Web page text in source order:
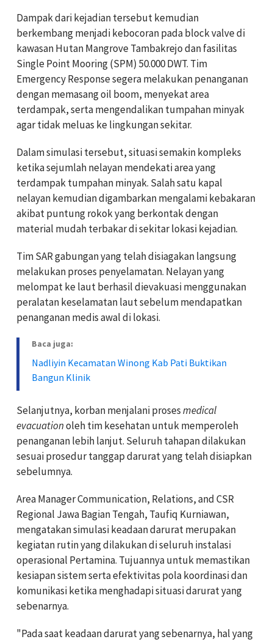
Dampak dari kejadian tersebut kemudian
berkembang menjadi kebocoran pada block valve di
kawasan Hutan Mangrove Tambakrejo dan fasilitas
Single Point Mooring (SPM) 50.000 DWT. Tim
Emergency Response segera melakukan penanganan
dengan memasang oil boom, menyekat area
terdampak, serta mengendalikan tumpahan minyak
agar tidak meluas ke lingkungan sekitar.
Dalam simulasi tersebut, situasi semakin kompleks
ketika sejumlah nelayan mendekati area yang
terdampak tumpahan minyak. Salah satu kapal
nelayan kemudian digambarkan mengalami kebakaran
akibat puntung rokok yang berkontak dengan
material mudah terbakar di sekitar lokasi kejadian.
Tim SAR gabungan yang telah disiagakan langsung
melakukan proses penyelamatan. Nelayan yang
melompat ke laut berhasil dievakuasi menggunakan
peralatan keselamatan laut sebelum mendapatkan
penanganan medis awal di lokasi.
Baca juga:
Nadliyin Kecamatan Winong Kab Pati Buktikan
Bangun Klinik
Selanjutnya, korban menjalani prosesmedical
evacuationoleh tim kesehatan untuk memperoleh
penanganan lebih lanjut. Seluruh tahapan dilakukan
sesuai prosedur tanggap darurat yang telah disiapkan
sebelumnya.
Area Manager Communication, Relations, and CSR
Regional Jawa Bagian Tengah, Taufiq Kurniawan,
mengatakan simulasi keadaan darurat merupakan
kegiatan rutin yang dilakukan di seluruh instalasi
operasional Pertamina. Tujuannya untuk memastikan
kesiapan sistem serta efektivitas pola koordinasi dan
komunikasi ketika menghadapi situasi darurat yang
sebenarnya.
"Pada saat keadaan darurat yang sebenarnya, hal yang